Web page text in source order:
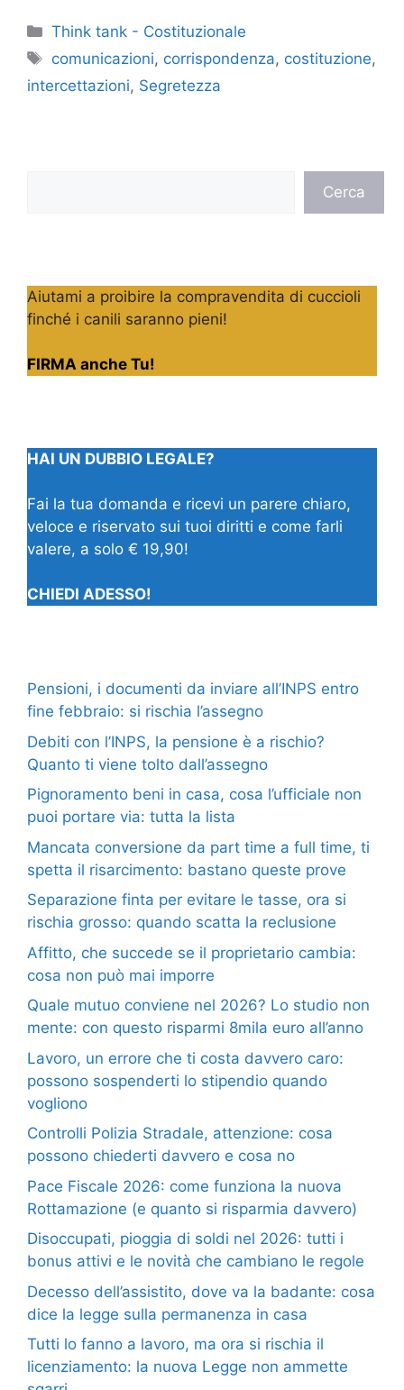
Categorie
Think tank - Costituzionale
Tag
comunicazioni, corrispondenza, costituzione,
intercettazioni, Segretezza
Cerca
Aiutami a proibire la compravendita di cuccioli
finché i canili saranno pieni!
FIRMA anche Tu!
HAI UN DUBBIO LEGALE?
Fai la tua domanda e ricevi un parere chiaro,
veloce e riservato sui tuoi diritti e come farli
valere, a solo € 19,90!
CHIEDI ADESSO!
Pensioni, i documenti da inviare all’INPS entro
fine febbraio: si rischia l’assegno
Debiti con l’INPS, la pensione è a rischio?
Quanto ti viene tolto dall’assegno
Pignoramento beni in casa, cosa l’ufficiale non
puoi portare via: tutta la lista
Mancata conversione da part time a full time, ti
spetta il risarcimento: bastano queste prove
Separazione finta per evitare le tasse, ora si
rischia grosso: quando scatta la reclusione
Affitto, che succede se il proprietario cambia:
cosa non può mai imporre
Quale mutuo conviene nel 2026? Lo studio non
mente: con questo risparmi 8mila euro all’anno
Lavoro, un errore che ti costa davvero caro:
possono sospenderti lo stipendio quando
vogliono
Controlli Polizia Stradale, attenzione: cosa
possono chiederti davvero e cosa no
Pace Fiscale 2026: come funziona la nuova
Rottamazione (e quanto si risparmia davvero)
Disoccupati, pioggia di soldi nel 2026: tutti i
bonus attivi e le novità che cambiano le regole
Decesso dell’assistito, dove va la badante: cosa
dice la legge sulla permanenza in casa
Tutti lo fanno a lavoro, ma ora si rischia il
licenziamento: la nuova Legge non ammette